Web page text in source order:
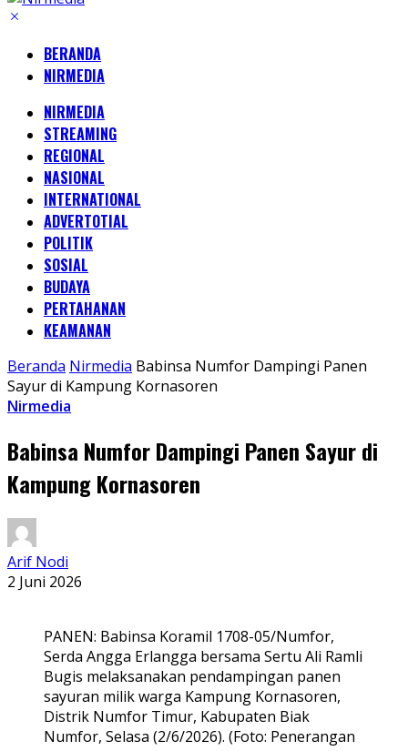
BERANDA
NIRMEDIA
NIRMEDIA
STREAMING
REGIONAL
NASIONAL
INTERNATIONAL
ADVERTOTIAL
POLITIK
SOSIAL
BUDAYA
PERTAHANAN
KEAMANAN
Beranda Nirmedia Babinsa Numfor Dampingi Panen
Sayur di Kampung Kornasoren
Nirmedia
Babinsa Numfor Dampingi Panen Sayur di
Kampung Kornasoren
Arif Nodi
2 Juni 2026
PANEN: Babinsa Koramil 1708-05/Numfor,
Serda Angga Erlangga bersama Sertu Ali Ramli
Bugis melaksanakan pendampingan panen
sayuran milik warga Kampung Kornasoren,
Distrik Numfor Timur, Kabupaten Biak
Numfor, Selasa (2/6/2026). (Foto: Penerangan